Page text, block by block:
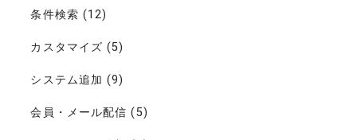
条件検索 (12)
カスタマイズ (5)
システム追加 (9)
会員・メール配信 (5)